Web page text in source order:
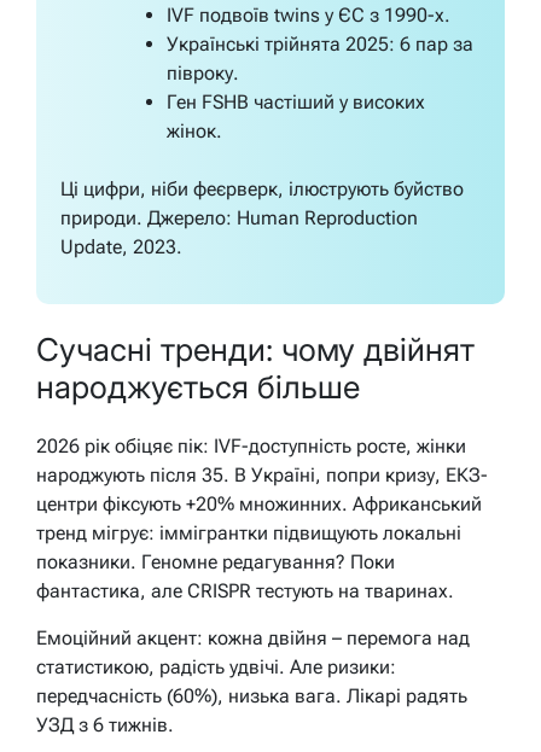
IVF подвоїв twins у ЄС з 1990-х.
Українські трійнята 2025: 6 пар за
півроку.
Ген FSHB частіший у високих
жінок.
Ці цифри, ніби феєрверк, ілюструють буйство
природи. Джерело: Human Reproduction
Update, 2023.
Сучасні тренди: чому двійнят
народжується більше
2026 рік обіцяє пік: IVF-доступність росте, жінки
народжують після 35. В Україні, попри кризу, ЕКЗ-
центри фіксують +20% множинних. Африканський
тренд мігрує: іммігрантки підвищують локальні
показники. Геномне редагування? Поки
фантастика, але CRISPR тестують на тваринах.
Емоційний акцент: кожна двійня – перемога над
статистикою, радість удвічі. Але ризики:
передчасність (60%), низька вага. Лікарі радять
УЗД з 6 тижнів.